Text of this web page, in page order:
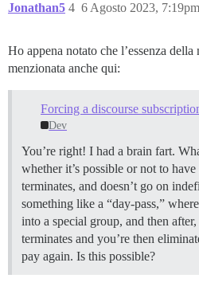
Jonathan5 6 Agosto 2023, 7:19pm
4
Ho appena notato che l’essenza
menzionata anche qui:
Forcing a discourse
Dev
You’re right! I had a brain fart.
whether it’s possible or not to
terminates, and doesn’t go on
something like a “day-pass,”
into a special group, and then
terminates and you’re then
pay again. Is this possible?